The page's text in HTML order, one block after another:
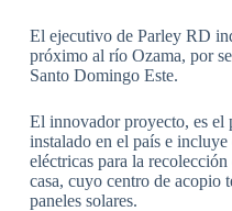
El ejecutivo de Parley RD
próximo al río Ozama, por
Santo Domingo Este.
El innovador proyecto, es el
instalado en el país e
eléctricas para la
casa, cuyo centro de acopio
paneles solares.